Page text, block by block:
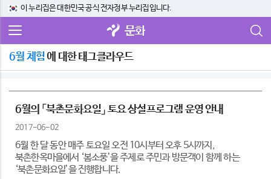
이 누리집은 대한민국 공식 전자정부 누리집입니다.
문화
6월 체험 에 대한 태그클라우드
6월의 「북촌문화요일」 토요 상설프로그램 운영 안내
2017-06-02
6월 한 달 동안 매주 토요일 오전 10시부터 오후 5시까지,
북촌한옥마을에서 ‘봄소풍’을 주제로 주민과 방문객이 함께 하는
‘북촌문화요일’을 진행합니다.